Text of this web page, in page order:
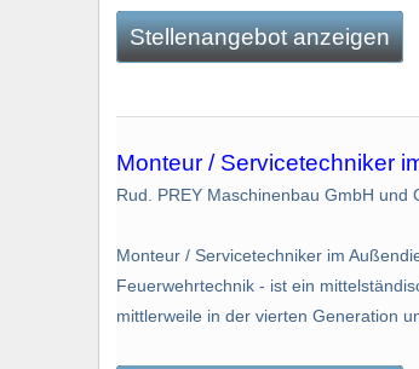
Stellenangebot anzeigen
Monteur / Servicetechniker
Rud. PREY Maschinenbau GmbH und
Monteur / Servicetechniker im
Feuerwehrtechnik - ist ein
mittlerweile in der vierten Generation